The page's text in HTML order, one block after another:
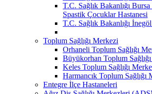
T.C. Sağlık Bakanlığı
Spastik Çocuklar Hastanesi
T.C. Sağlık Bakanlığı
Toplum Sağlığı Merkezi
Orhaneli Toplum Sağlığı
Büyükorhan Toplum
Keles Toplum Sağlığı
Harmancık Toplum Sağlığı
Entegre İlçe Hastaneleri